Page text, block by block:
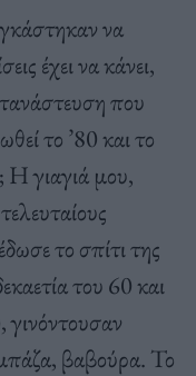
να
έχει να κάνει,
που
το ’80 και το
Η γιαγιά μου,
το σπίτι της
του 60 και
γινόντουσαν
βαβούρα. Το